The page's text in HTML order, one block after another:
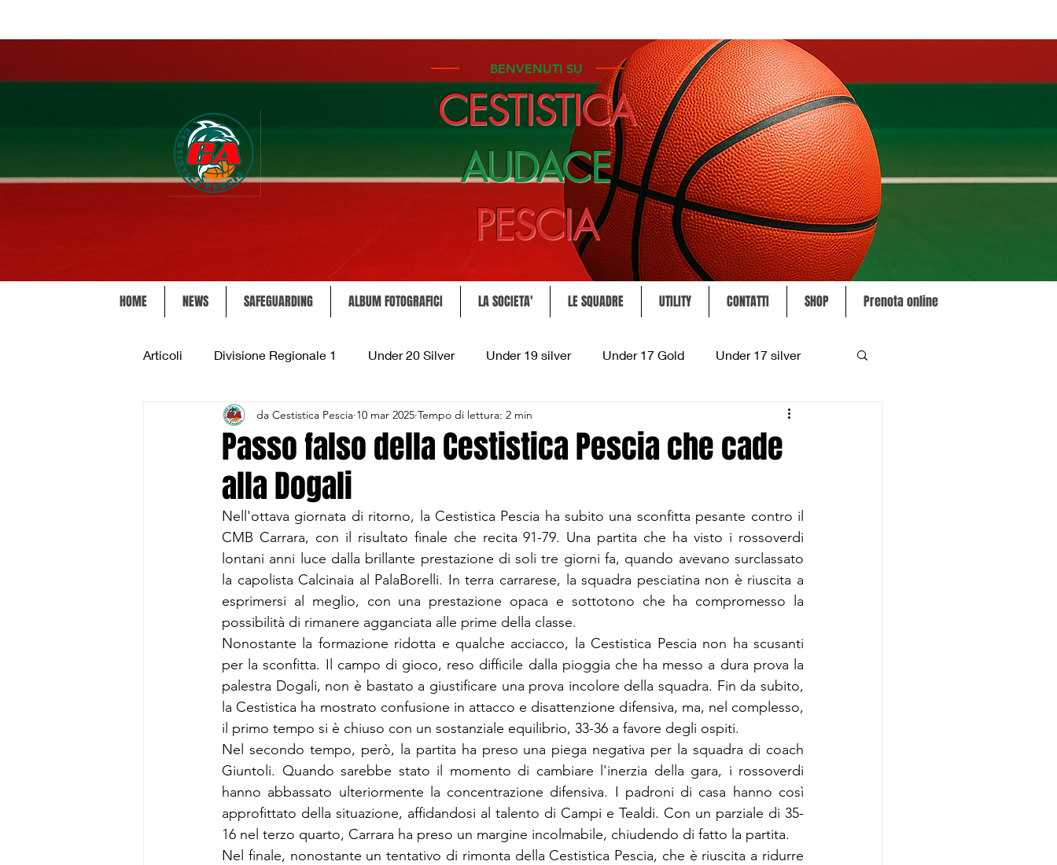
BENVENUTI SU
CESTISTICA
AUDACE
PESCIA
HOME NEWS SAFEGUARDING ALBUM FOTOGRAFICI LA SOCIETA' LE SQUADRE UTILITY CONTATTI SHOP Prenota online
Articoli Divisione Regionale 1 Under 20 Silver Under 19 silver Under 17 Gold Under 17 silver
Under 15 Silver Under 14 Silver Under 13 Silver Esordienti
CSI Juniores CSI Under 13
Passo falso della Cestistica Pescia che cade
alla Dogali
da Cestistica Pescia 10 mar 2025 Tempo di lettura: 2 min
Nell'ottava giornata di ritorno, la Cestistica Pescia ha subito una sconfitta pesante contro il
CMB Carrara, con il risultato finale che recita 91-79. Una partita che ha visto i rossoverdi
lontani anni luce dalla brillante prestazione di soli tre giorni fa, quando avevano surclassato
la capolista Calcinaia al PalaBorelli. In terra carrarese, la squadra pesciatina non è riuscita a
esprimersi al meglio, con una prestazione opaca e sottotono che ha compromesso la
possibilità di rimanere agganciata alle prime della classe.
Nonostante la formazione ridotta e qualche acciacco, la Cestistica Pescia non ha scusanti
per la sconfitta. Il campo di gioco, reso difficile dalla pioggia che ha messo a dura prova la
palestra Dogali, non è bastato a giustificare una prova incolore della squadra. Fin da subito,
la Cestistica ha mostrato confusione in attacco e disattenzione difensiva, ma, nel complesso,
il primo tempo si è chiuso con un sostanziale equilibrio, 33-36 a favore degli ospiti.
Nel secondo tempo, però, la partita ha preso una piega negativa per la squadra di coach
Giuntoli. Quando sarebbe stato il momento di cambiare l'inerzia della gara, i rossoverdi
hanno abbassato ulteriormente la concentrazione difensiva. I padroni di casa hanno così
approfittato della situazione, affidandosi al talento di Campi e Tealdi. Con un parziale di 35-
16 nel terzo quarto, Carrara ha preso un margine incolmabile, chiudendo di fatto la partita.
Nel finale, nonostante un tentativo di rimonta della Cestistica Pescia, che è riuscita a ridurre